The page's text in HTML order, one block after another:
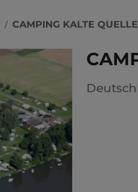
/ CAMPING KALTE QUELLE